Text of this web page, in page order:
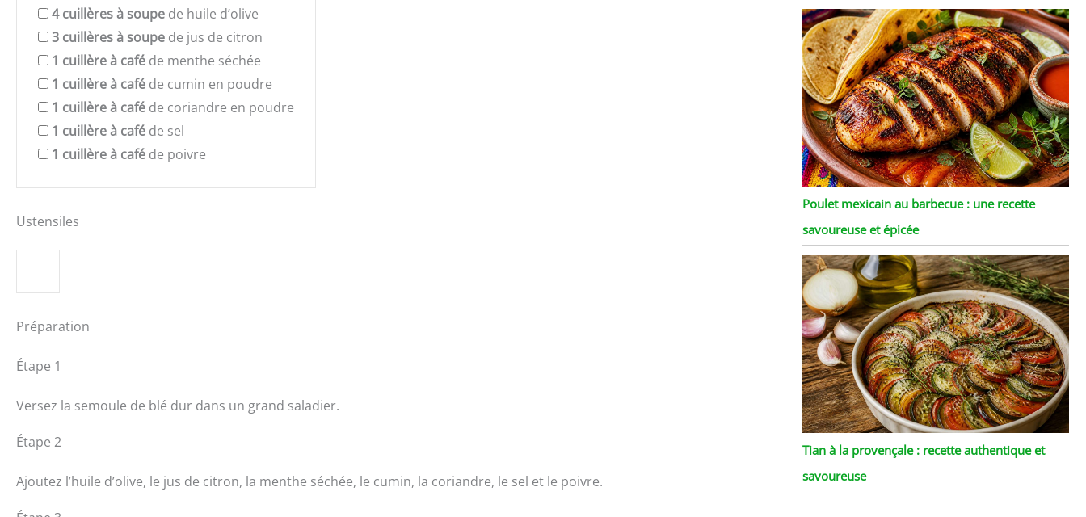
4 cuillères à soupe de huile d’olive
3 cuillères à soupe de jus de citron
1 cuillère à café de menthe séchée
1 cuillère à café de cumin en poudre
1 cuillère à café de coriandre en poudre
1 cuillère à café de sel
1 cuillère à café de poivre
Ustensiles
Préparation
Étape 1
Versez la semoule de blé dur dans un grand saladier.
Étape 2
Ajoutez l’huile d’olive, le jus de citron, la menthe séchée, le cumin, la coriandre, le sel et le poivre.
Poulet mexicain au barbecue : une recette
savoureuse et épicée
Tian à la provençale : recette authentique et
savoureuse